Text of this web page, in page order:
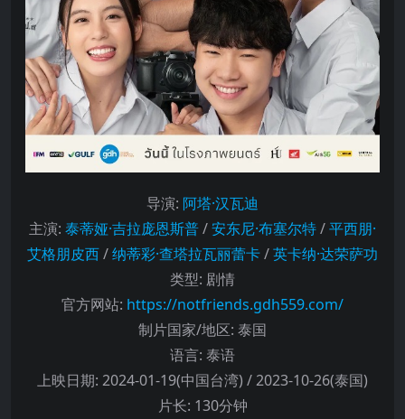
导演: 阿塔·汉瓦迪
主演: 泰蒂娅·吉拉庞恩斯普/安东尼·布塞尔特/平西朋·
艾格朋皮西/纳蒂彩·查塔拉瓦丽蕾卡/英卡纳·达荣萨功
类型: 剧情
官方网站: https://notfriends.gdh559.com/
制片国家/地区: 泰国
语言: 泰语
上映日期: 2024-01-19(中国台湾) / 2023-10-26(泰国)
片长: 130分钟